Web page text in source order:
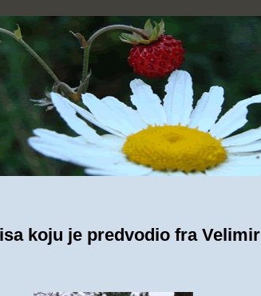
koju je predvodio fra Velimir